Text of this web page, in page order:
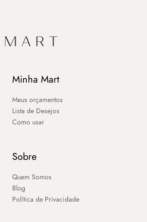
Minha Mart
Meus orçamentos
Lista de Desejos
Como usar
Sobre
Quem Somos
Blog
Política de Privacidade